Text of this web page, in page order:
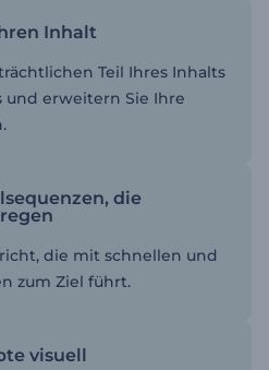
Inhalt
Teil Ihres Inhalts
und erweitern Sie Ihre
die
die mit schnellen und
zum Ziel führt.
visuell